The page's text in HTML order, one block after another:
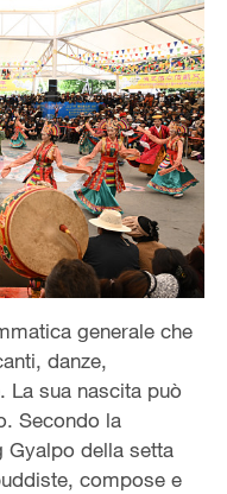
generale che
danze,
La sua nascita può
Secondo la
Gyalpo della setta
compose e